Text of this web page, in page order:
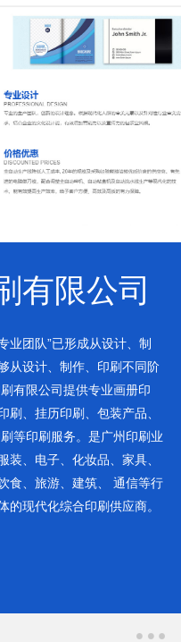
有限公司
业团队”已形成从设计、制
从设计、制作、印刷不同阶
有限公司提供专业画册印
刷、挂历印刷、包装产品、
等印刷服务。是广州印刷业
、电子、化妆品、家具、
食、旅游、建筑、 通信等行
的现代化综合印刷供应商。